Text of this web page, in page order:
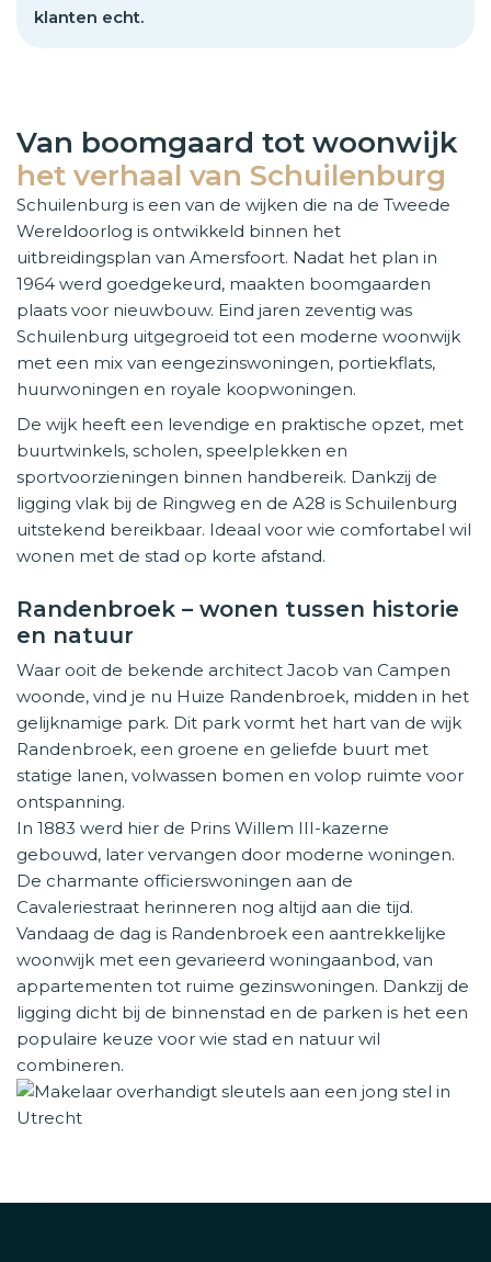
klanten echt.
Van boomgaard tot woonwijk
het verhaal van Schuilenburg
Schuilenburg is een van de wijken die na de Tweede
Wereldoorlog is ontwikkeld binnen het
uitbreidingsplan van Amersfoort. Nadat het plan in
1964 werd goedgekeurd, maakten boomgaarden
plaats voor nieuwbouw. Eind jaren zeventig was
Schuilenburg uitgegroeid tot een moderne woonwijk
met een mix van eengezinswoningen, portiekflats,
huurwoningen en royale koopwoningen.
De wijk heeft een levendige en praktische opzet, met
buurtwinkels, scholen, speelplekken en
sportvoorzieningen binnen handbereik. Dankzij de
ligging vlak bij de Ringweg en de A28 is Schuilenburg
uitstekend bereikbaar. Ideaal voor wie comfortabel wil
wonen met de stad op korte afstand.
Randenbroek – wonen tussen historie
en natuur
Waar ooit de bekende architect Jacob van Campen
woonde, vind je nu Huize Randenbroek, midden in het
gelijknamige park. Dit park vormt het hart van de wijk
Randenbroek, een groene en geliefde buurt met
statige lanen, volwassen bomen en volop ruimte voor
ontspanning.
In 1883 werd hier de Prins Willem III-kazerne
gebouwd, later vervangen door moderne woningen.
De charmante officierswoningen aan de
Cavaleriestraat herinneren nog altijd aan die tijd.
Vandaag de dag is Randenbroek een aantrekkelijke
woonwijk met een gevarieerd woningaanbod, van
appartementen tot ruime gezinswoningen. Dankzij de
ligging dicht bij de binnenstad en de parken is het een
populaire keuze voor wie stad en natuur wil
combineren.